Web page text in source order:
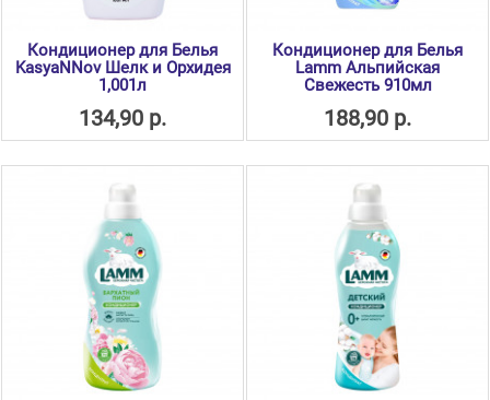
Кондиционер для Белья
KasyaNNov Шелк и Орхидея
1,001л
134,90 р.
Кондиционер для Белья
Lamm Альпийская
Свежесть 910мл
188,90 р.